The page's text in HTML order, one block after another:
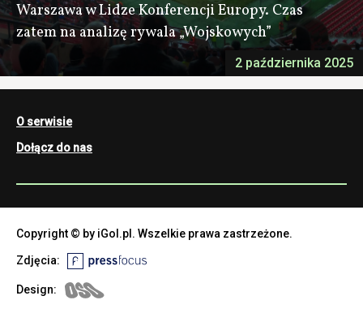
2 października 2025
Warszawa w Lidze Konferencji Europy. Czas
zatem na analizę rywala „Wojskowych”
O serwisie
Dołącz do nas
Copyright © by iGol.pl. Wszelkie prawa zastrzeżone.
Zdjęcia:
Design: